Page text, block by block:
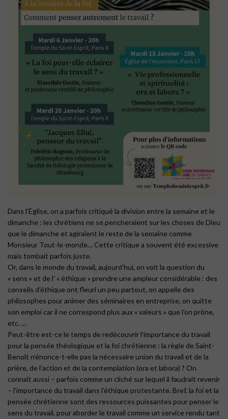
Dans l’Église, on a parfois critiqué la division entre la semaine et le
dimanche : les chrétiens ne se pencheraient sur les choses de Dieu
que le dimanche et agiraient le reste de la semaine comme
Monsieur Tout-le-monde… Cette critique a souvent été excessive
mais tombait parfois juste.
Or, dans le monde du travail, aujourd’hui, on voit la question du
« sens » et de l’ « éthique » prendre une ampleur considérable : des
conseils d’éthique ont fleuri un peu partout, on appelle des
philosophes pour animer des séminaires en entreprise, on quitte
son emploi car il ne correspond plus aux « valeurs » que l’on prône,
etc. …
Peut-être est-ce le temps de redécouvrir l’importance du travail
pour la pensée théologique et la foi chrétienne : la règle de Saint-
Benoît n’énonce-t-elle pas la nécessaire union du travail et de la
prière, de l’action et de la contemplation (ora et labora) ? On
connaît aussi – parfois comme un cliché sur lequel il faudrait revenir
– l’importance du travail dans l’éthique protestante. Bref, la foi et la
pensée chrétienne sont des ressources puissantes pour penser le
sens du travail, pour aborder le travail comme un service rendu tant